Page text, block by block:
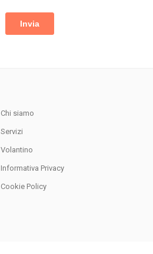
Chi siamo
Servizi
Volantino
Informativa Privacy
Cookie Policy